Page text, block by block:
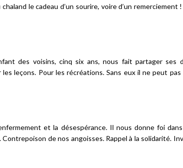
le cadeau d’un sourire, voire d’un remerciement
des voisins, cinq six ans, nous fait partager ses
leçons. Pour les récréations. Sans eux il ne peut pas
et la désespérance. Il nous donne foi
Contrepoison de nos angoisses. Rappel à la solidarité.